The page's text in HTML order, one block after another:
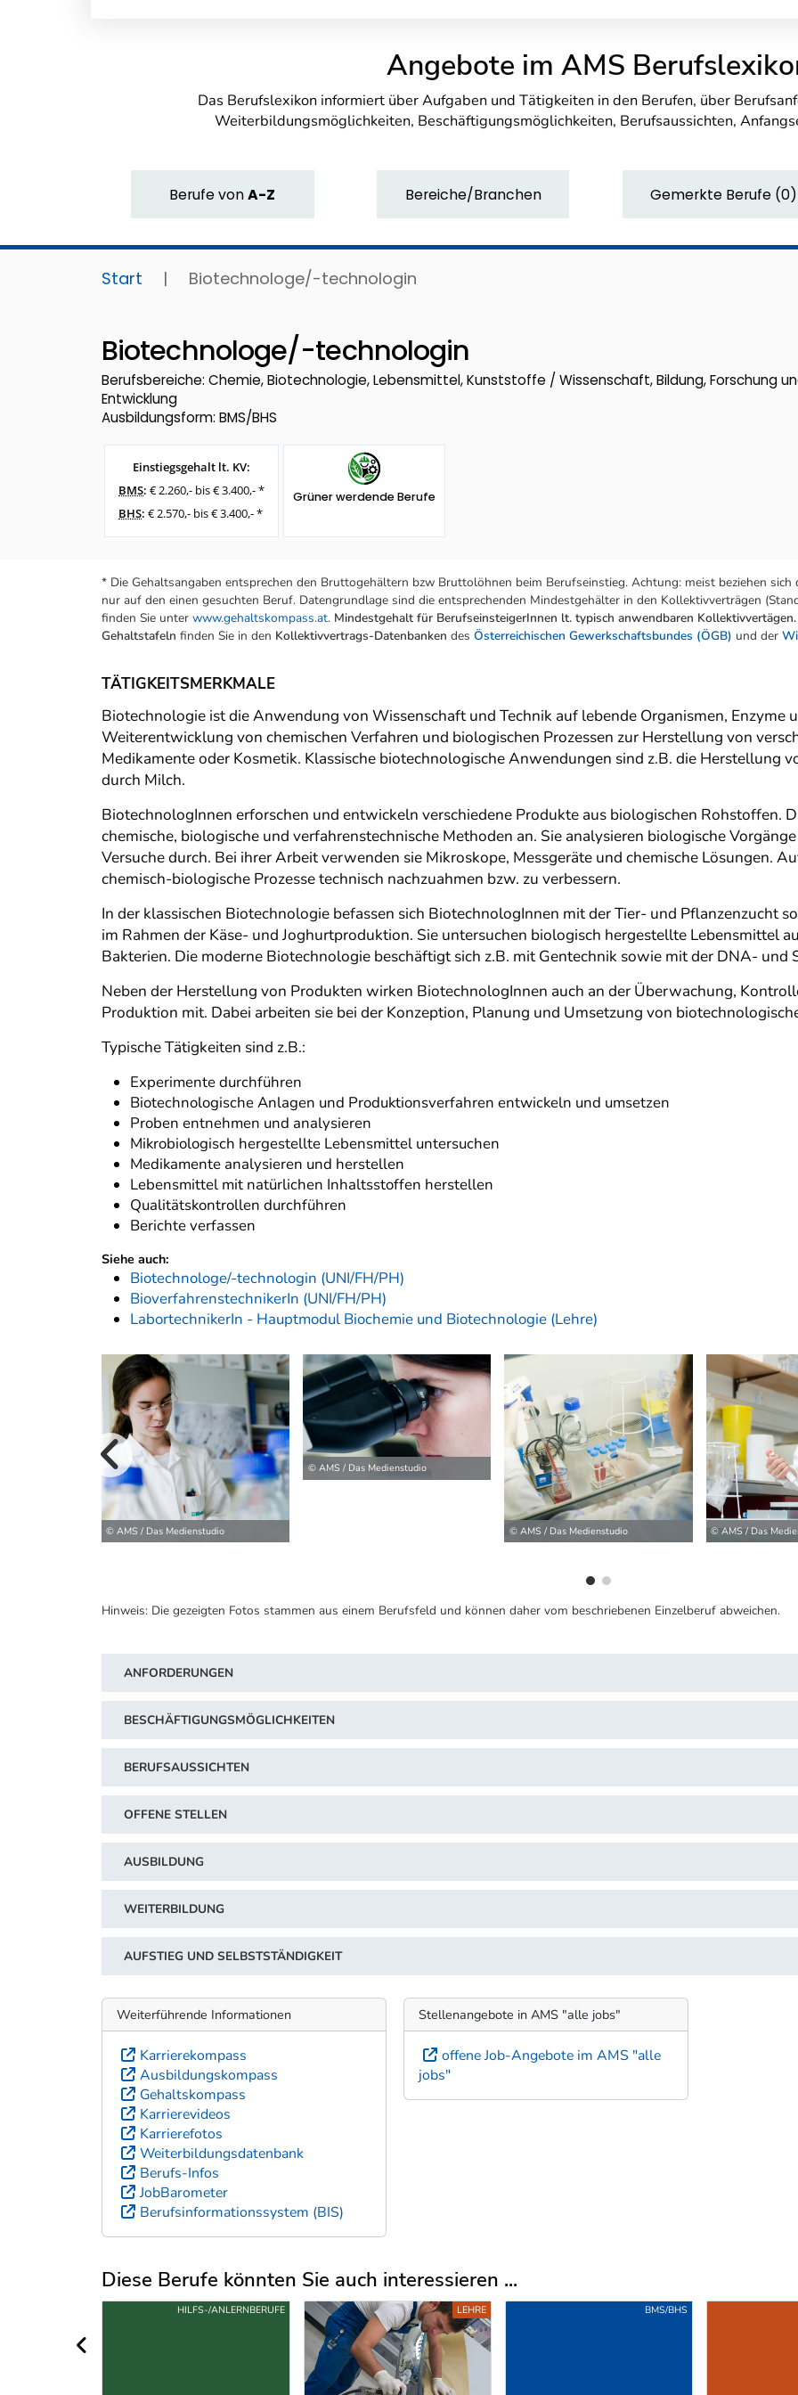
Angebote im AMS
Das Berufslexikon informiert über Aufgaben und Tätigkeiten in den Berufen, über
Weiterbildungsmöglichkeiten, Beschäftigungsmöglichkeiten, Berufsaussichten,
BerufevonA-Z Bereiche/Branchen Gemerkte Berufe (0)
Start | Biotechnologe/-technologin
Biotechnologe/-technologin
Berufsbereiche: Chemie, Biotechnologie, Lebensmittel, Kunststoffe / Wissenschaft, Bildung, Forschung
Entwicklung
Ausbildungsform: BMS/BHS
Einstiegsgehalt lt. KV:
BMS: € 2.260,- bis € 3.400,- *
BHS: € 2.570,- bis € 3.400,- *
Grüner werdende Berufe
* Die Gehaltsangaben entsprechen den Bruttogehältern bzw Bruttolöhnen beim Berufseinstieg. Achtung: meist beziehen
nur auf den einen gesuchten Beruf. Datengrundlage sind die entsprechenden Mindestgehälter in den Kollektivverträgen
finden Sie unter www.gehaltskompass.at. Mindestgehalt für BerufseinsteigerInnen lt. typisch anwendbaren Kollektivvertägen.
Gehaltstafeln finden Sie in den Kollektivvertrags-Datenbanken des Österreichischen Gewerkschaftsbundes (ÖGB) und der
TÄTIGKEITSMERKMALE
Biotechnologie ist die Anwendung von Wissenschaft und Technik auf lebende Organismen, Enzyme
Weiterentwicklung von chemischen Verfahren und biologischen Prozessen zur Herstellung von
Medikamente oder Kosmetik. Klassische biotechnologische Anwendungen sind z.B. die Herstellung
durch Milch.
BiotechnologInnen erforschen und entwickeln verschiedene Produkte aus biologischen Rohstoffen.
chemische, biologische und verfahrenstechnische Methoden an. Sie analysieren biologische
Versuche durch. Bei ihrer Arbeit verwenden sie Mikroskope, Messgeräte und chemische Lösungen.
chemisch-biologische Prozesse technisch nachzuahmen bzw. zu verbessern.
In der klassischen Biotechnologie befassen sich BiotechnologInnen mit der Tier- und Pflanzenzucht
im Rahmen der Käse- und Joghurtproduktion. Sie untersuchen biologisch hergestellte Lebensmittel
Bakterien. Die moderne Biotechnologie beschäftigt sich z.B. mit Gentechnik sowie mit der DNA- und
Neben der Herstellung von Produkten wirken BiotechnologInnen auch an der Überwachung,
Produktion mit. Dabei arbeiten sie bei der Konzeption, Planung und Umsetzung von
Typische Tätigkeiten sind z.B.:
Experimente durchführen
Biotechnologische Anlagen und Produktionsverfahren entwickeln und umsetzen
Proben entnehmen und analysieren
Mikrobiologisch hergestellte Lebensmittel untersuchen
Medikamente analysieren und herstellen
Lebensmittel mit natürlichen Inhaltsstoffen herstellen
Qualitätskontrollen durchführen
Berichte verfassen
Siehe auch:
Biotechnologe/-technologin (UNI/FH/PH)
BioverfahrenstechnikerIn (UNI/FH/PH)
LabortechnikerIn - Hauptmodul Biochemie und Biotechnologie (Lehre)
© AMS / Das Medienstudio
© AMS / Das Medienstudio
© AMS / Das Medienstudio © AMS / Das
vorherige Bilder
Hinweis: Die gezeigten Fotos stammen aus einem Berufsfeld und können daher vom beschriebenen Einzelberuf abweichen.
ANFORDERUNGEN
BESCHÄFTIGUNGSMÖGLICHKEITEN
BERUFSAUSSICHTEN
OFFENE STELLEN
AUSBILDUNG
WEITERBILDUNG
AUFSTIEG UND SELBSTSTÄNDIGKEIT
Weiterführende Informationen
Karrierekompass
Ausbildungskompass
Gehaltskompass
Karrierevideos
Karrierefotos
Weiterbildungsdatenbank
Berufs-Infos
JobBarometer
Berufsinformationssystem (BIS)
Stellenangebote in AMS "alle jobs"
offene Job-Angebote im AMS "alle
jobs"
Diese Berufe könnten Sie auch interessieren ...
Uber weitere Berufsvorschläge
HILFS-/ANLERNBERUFE LEHRE BMS/BHS